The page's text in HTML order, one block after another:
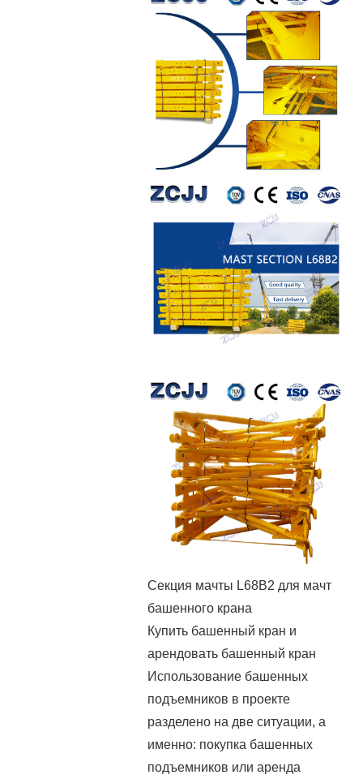
Секция мачты L68B2 для мачт
башенного крана
Купить башенный кран и
арендовать башенный кран
Использование башенных
подъемников в проекте
разделено на две ситуации, а
именно: покупка башенных
подъемников или аренда